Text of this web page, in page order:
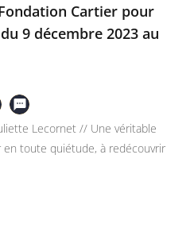
Cartier pour
9 décembre 2023 au
Lecornet // Une véritable
toute quiétude, à redécouvrir